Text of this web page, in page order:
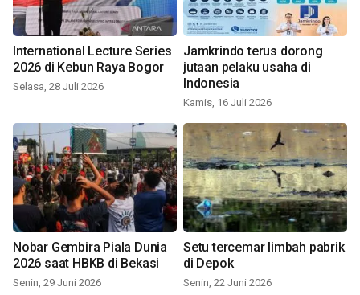
International Lecture Series
2026 di Kebun Raya Bogor
Selasa, 28 Juli 2026
Jamkrindo terus dorong
jutaan pelaku usaha di
Indonesia
Kamis, 16 Juli 2026
Nobar Gembira Piala Dunia
2026 saat HBKB di Bekasi
Senin, 29 Juni 2026
Setu tercemar limbah pabrik
di Depok
Senin, 22 Juni 2026